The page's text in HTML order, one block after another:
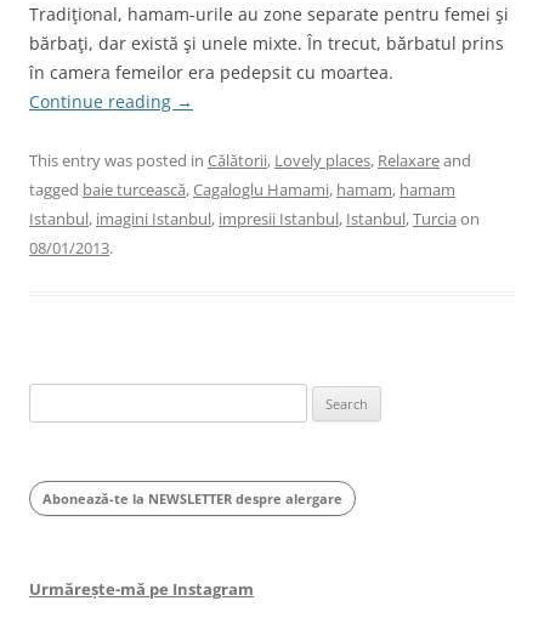
Tradiţional, hamam-urile au zone separate pentru femei şi
bărbaţi, dar există şi unele mixte. În trecut, bărbatul prins
în camera femeilor era pedepsit cu moartea.
Continue reading →
This entry was posted in Călătorii, Lovely places, Relaxareand
tagged baie turcească,Cagaloglu Hamami, hamam, hamam
Istanbul, imagini Istanbul, impresii Istanbul, Istanbul,Turcia on
08/01/2013.
for:
Abonează-te la NEWSLETTER despre alergare
Urmărește-mă pe Instagram